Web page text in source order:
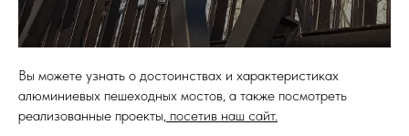
Вы можете узнать о достоинствах и характеристиках
алюминиевых пешеходных мостов, а также посмотреть
реализованные проекты, посетив наш сайт.